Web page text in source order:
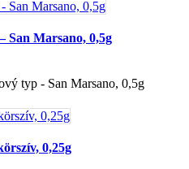
San Marsano, 0,5g
typ - San Marsano, 0,5g
0,25g